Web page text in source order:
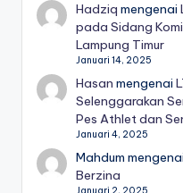
Hadziq mengenai
pada Sidang
Lampung Timur
Januari 14, 2025
Hasan mengenai
Selenggarakan
Pes Athlet dan
Januari 4, 2025
Mahdum
Berzina